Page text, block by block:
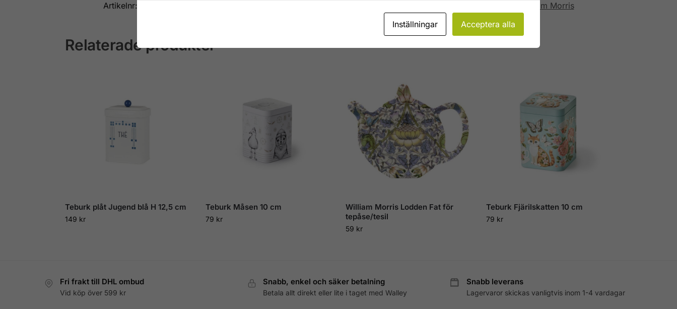
Artikelnr: William Morris
Relaterade produkter
Teburk plåt Jugend blå H 12,5 cm
149 kr
Teburk Måsen 10 cm
79 kr
William Morris Lodden Fat för
tepåse/tesil
59 kr
Teburk Fjärilskatten 10 cm
79 kr
Fri frakt till DHL ombud
Vid köp över 599 kr
Snabb, enkel och säker betalning
Betala allt direkt eller lite i taget med Walley
Snabb leverans
Lagervaror skickas vanligtvis inom 1-4 vardagar
Inställningar Acceptera alla